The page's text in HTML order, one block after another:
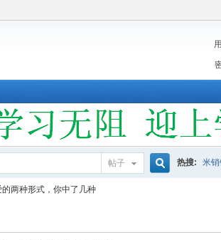
帖子 热搜: 米
的两种形式，你中了几种